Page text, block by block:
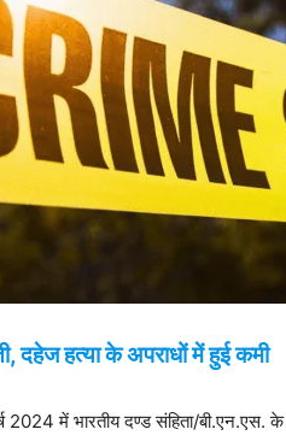
दहेज हत्या के अपराधों में हुई कमी
2024 में भारतीय दण्ड संहिता/बी.एन.एस.